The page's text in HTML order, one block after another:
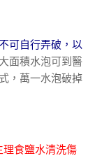
可自行弄破，以
面積水泡可到醫
，萬一水泡破掉
食鹽水清洗傷